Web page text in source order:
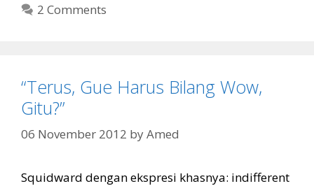
2 Comments
“Terus, Gue Harus Bilang Wow,
Gitu?”
06 November 2012 byAmed
Squidward dengan ekspresi khasnya: indifferent